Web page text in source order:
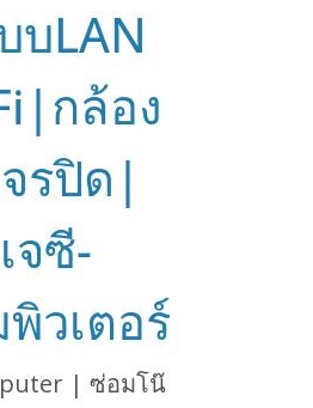
บLAN
กล้อง
รปิด|
เจซี-
วเตอร์
| ซ่อมโน๊